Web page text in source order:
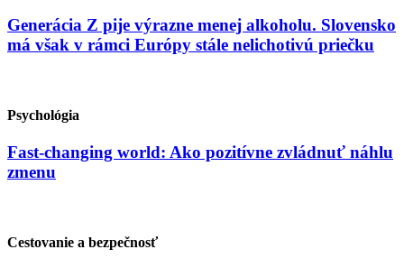
Generácia Z pije výrazne menej alkoholu. Slovensko
má však v rámci Európy stále nelichotivú priečku
Psychológia
Fast-changing world: Ako pozitívne zvládnuť náhlu
zmenu
Cestovanie a bezpečnosť